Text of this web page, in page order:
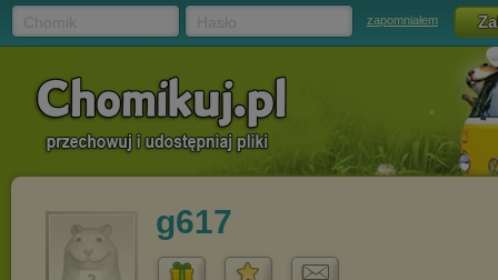
zapomniałem
g617